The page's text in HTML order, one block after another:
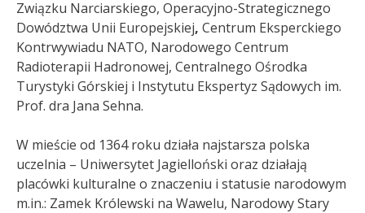
Związku Narciarskiego, Operacyjno-Strategicznego
Dowództwa Unii Europejskiej, Centrum Eksperckiego
Kontrwywiadu NATO, Narodowego Centrum
Radioterapii Hadronowej, Centralnego Ośrodka
Turystyki Górskiej i Instytutu Ekspertyz Sądowych im.
Prof. dra Jana Sehna.
W mieście od 1364 roku działa najstarsza polska
uczelnia – Uniwersytet Jagielloński oraz działają
placówki kulturalne o znaczeniu i statusie narodowym
m.in.: Zamek Królewski na Wawelu, Narodowy Stary